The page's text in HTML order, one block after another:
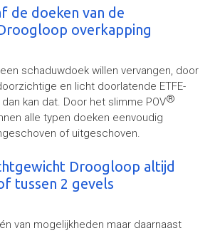
de doeken van de
overkapping
schaduwdoek willen vervangen, door
en licht doorlatende ETFE-
kan dat. Door het slimme POV®
alle typen doeken eenvoudig
of uitgeschoven.
Droogloop altijd
tussen 2 gevels
van mogelijkheden maar daarnaast